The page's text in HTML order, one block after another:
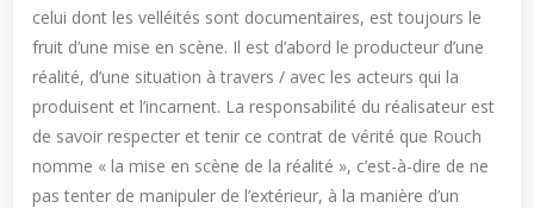
celui dont les velléités sont documentaires, est toujours le
fruit d’une mise en scène. Il est d’abord le producteur d’une
réalité, d’une situation à travers / avec les acteurs qui la
produisent et l’incarnent. La responsabilité du réalisateur est
de savoir respecter et tenir ce contrat de vérité que Rouch
nomme « la mise en scène de la réalité », c’est-à-dire de ne
pas tenter de manipuler de l’extérieur, à la manière d’un